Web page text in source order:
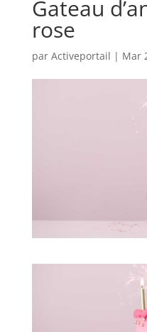
Gateau
rose
par Activeportail | Mar